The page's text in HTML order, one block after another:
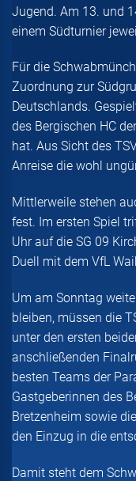
Jugend. Am 13. und
einem Südturnier
Für die
Zuordnung zur
Deutschlands.
des Bergischen HC
hat. Aus Sicht des
Anreise die wohl
Mittlerweile stehen
fest. Im ersten Spiel
Uhr auf die SG 09
Duell mit dem VfL
Um am Sonntag
bleiben, müssen die
unter den ersten
anschließenden
besten Teams der
Gastgeberinnen des
Bretzenheim sowie
den Einzug in die
Damit steht dem